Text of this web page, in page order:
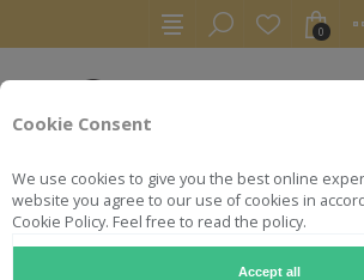
Cookie Consent
We use cookies to give you the best online
website you agree to our use of cookies in
Cookie Policy. Feel free to read the policy.
Accept all
0